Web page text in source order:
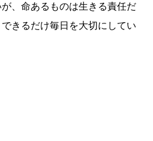
、命あるものは生きる責任だ
きるだけ毎日を大切にしてい